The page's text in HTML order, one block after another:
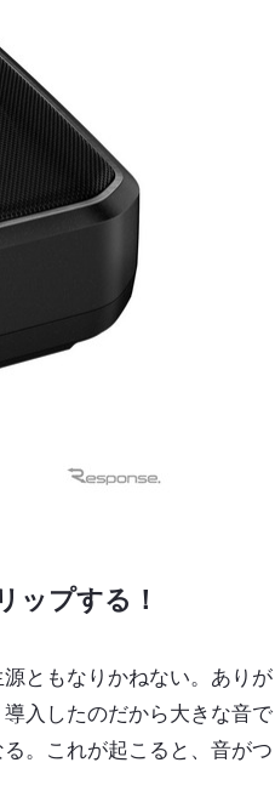
ップする！
ともなりかねない。ありが
入したのだから大きな音で
。これが起こると、音がつ